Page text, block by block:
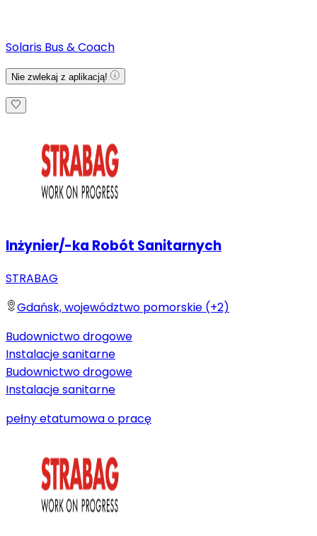
Solaris Bus & Coach
Nie zwlekaj z aplikacją!
Inżynier/-ka Robót Sanitarnych
STRABAG
Gdańsk, województwo pomorskie (+2)
Budownictwo drogowe
Instalacje sanitarne
Budownictwo drogowe
Instalacje sanitarne
pełny etatumowa o pracę